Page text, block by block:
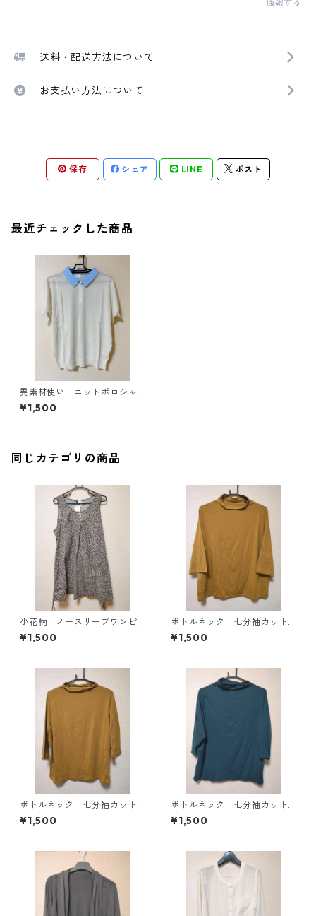
通報する
送料・配送方法について
お支払い方法について
保存 シェア LINE ポスト
最近チェックした商品
異素材使い ニットポロシャ
ツ ＬＬ アイボリー KAE-
3694
¥1,500
同じカテゴリの商品
小花柄 ノースリーブワンピ
ース ４Ｌ ブラック KAE-
4819
¥1,500
ボトルネック 七分袖カット
ソー ４Ｌ マスタード KA
E-4818
¥1,500
ボトルネック 七分袖カット
ソー ４Ｌ マスタード KA
E-4816
¥1,500
ボトルネック 七分袖カット
ソー ４Ｌ ティールグリー
ン KAE-4815
¥1,500